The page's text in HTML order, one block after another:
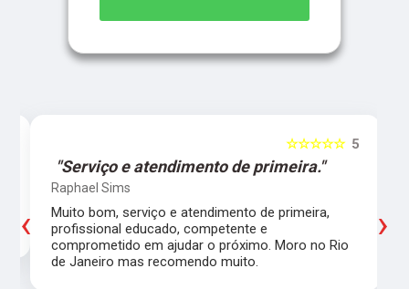
5
☆☆☆☆☆
"Serviço e atendimento de primeira."
Raphael Sims
Muito bom, serviço e atendimento de primeira,
profissional educado, competente e
comprometido em ajudar o próximo. Moro no Rio
de Janeiro mas recomendo muito.
‹ ›